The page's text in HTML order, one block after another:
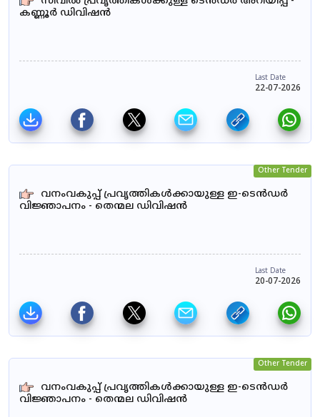
കണ്ണൂർ ഡിവിഷൻ
Last Date
22-07-2026
Other Tender
വനംവകുപ്പ് പ്രവൃത്തികൾക്കായുള്ള ഇ-ടെൻഡർ
വിജ്ഞാപനം - തെന്മല ഡിവിഷൻ
Last Date
20-07-2026
Other Tender
വനംവകുപ്പ് പ്രവൃത്തികൾക്കായുള്ള ഇ-ടെൻഡർ
വിജ്ഞാപനം - തെന്മല ഡിവിഷൻ